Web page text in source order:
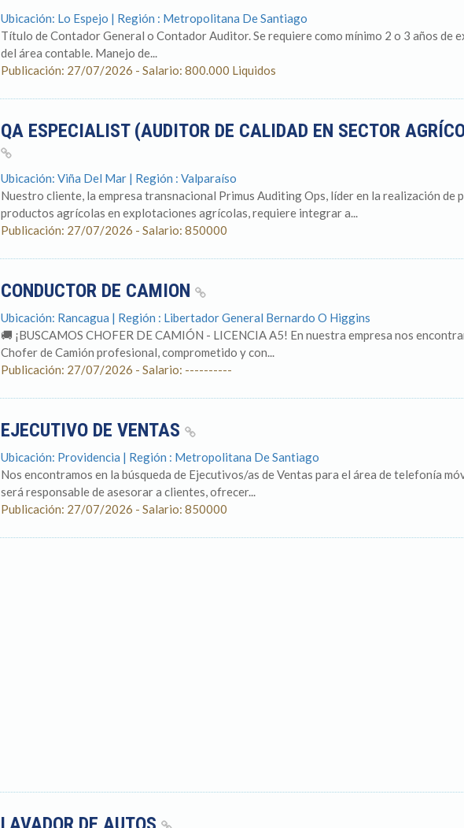
Ubicación: Lo Espejo | Región : Metropolitana De Santiago
Título de Contador General o Contador Auditor. Se requiere como mínimo 2 o 3 años de
del área contable. Manejo de...
Publicación: 27/07/2026 - Salario: 800.000 Liquidos
QA ESPECIALIST (AUDITOR DE CALIDAD EN SECTOR
Ubicación: Viña Del Mar | Región : Valparaíso
Nuestro cliente, la empresa transnacional Primus Auditing Ops, líder en la realización de
productos agrícolas en explotaciones agrícolas, requiere integrar a...
Publicación: 27/07/2026 - Salario: 850000
CONDUCTOR DE CAMION
Ubicación: Rancagua | Región : Libertador General Bernardo O Higgins
🚚 ¡BUSCAMOS CHOFER DE CAMIÓN - LICENCIA A5! En nuestra empresa nos
Chofer de Camión profesional, comprometido y con...
Publicación: 27/07/2026 - Salario: ----------
EJECUTIVO DE VENTAS
Ubicación: Providencia | Región : Metropolitana De Santiago
Nos encontramos en la búsqueda de Ejecutivos/as de Ventas para el área de telefonía
será responsable de asesorar a clientes, ofrecer...
Publicación: 27/07/2026 - Salario: 850000